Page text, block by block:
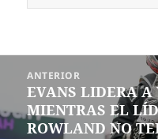
entradas
ANTERIOR
Entrada
anterior:
EVANS LIDERA
MIENTRAS EL
ROWLAND NO